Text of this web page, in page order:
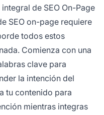
de SEO On-Page
SEO on-page requiere
todos estos
Comienza con una
clave para
la intención del
tu contenido para
mientras integras